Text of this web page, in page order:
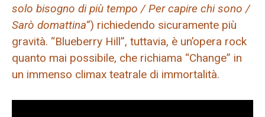
solo bisogno di più tempo / Per capire chi sono /
Sarò domattina”) richiedendo sicuramente più
gravità. “Blueberry Hill”, tuttavia, è un’opera rock
quanto mai possibile, che richiama “Change” in
un immenso climax teatrale di immortalità.